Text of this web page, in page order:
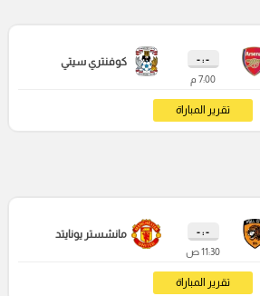
- : -
7:00 م
كوفنتري سيتي
تقرير المباراة
- : -
11:30 ص
مانشستر يونايتد
تقرير المباراة